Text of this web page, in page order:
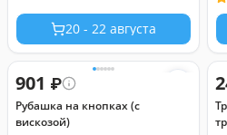
20 - 22 августа
901 ₽
Рубашка на кнопках (с
вискозой)